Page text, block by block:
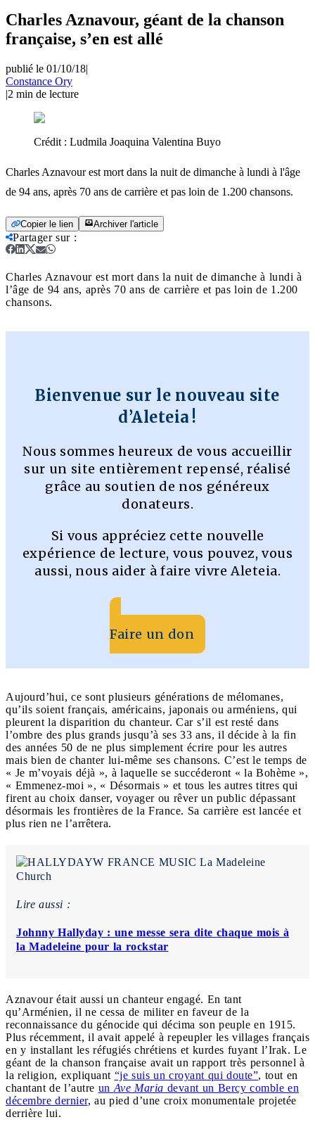
Charles Aznavour, géant de la chanson
française, s’en est allé
publié le 01/10/18|
Constance Ory
|2 min de lecture
Crédit : Ludmila Joaquina Valentina Buyo
Charles Aznavour est mort dans la nuit de dimanche à lundi à l'âge
de 94 ans, après 70 ans de carrière et pas loin de 1.200 chansons.
Copier le lien Archiver l'article
Partager sur:
Charles Aznavour est mort dans la nuit de dimanche à lundi à
l’âge de 94 ans, après 70 ans de carrière et pas loin de 1.200
chansons.
Bienvenue sur le nouveau site
d’Aleteia !
Nous sommes heureux de vous accueillir
sur un site entièrement repensé, réalisé
grâce au soutien de nos généreux
donateurs.
Si vous appréciez cette nouvelle
expérience de lecture, vous pouvez, vous
aussi, nous aider à faire vivre Aleteia.
Faire un don
Aujourd’hui, ce sont plusieurs générations de mélomanes,
qu’ils soient français, américains, japonais ou arméniens, qui
pleurent la disparition du chanteur. Car s’il est resté dans
l’ombre des plus grands jusqu’à ses 33 ans, il décide à la fin
des années 50 de ne plus simplement écrire pour les autres
mais bien de chanter lui-même ses chansons. C’est le temps de
« Je m’voyais déjà », à laquelle se succéderont « la Bohème »,
« Emmenez-moi », « Désormais » et tous les autres titres qui
firent au choix danser, voyager ou rêver un public dépassant
désormais les frontières de la France. Sa carrière est lancée et
plus rien ne l’arrêtera.
Lire aussi :
Johnny Hallyday : une messe sera dite chaque mois à
la Madeleine pour la rockstar
Aznavour était aussi un chanteur engagé. En tant
qu’Arménien, il ne cessa de militer en faveur de la
reconnaissance du génocide qui décima son peuple en 1915.
Plus récemment, il avait appelé à repeupler les villages français
en y installant les réfugiés chrétiens et kurdes fuyant l’Irak. Le
géant de la chanson française avait un rapport très personnel à
la religion, expliquant “je suis un croyant qui doute”, tout en
chantant de l’autre un Ave Maria devant un Bercy comble en
décembre dernier, au pied d’une croix monumentale projetée
derrière lui.